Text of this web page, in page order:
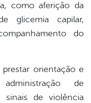
como aferição da
glicemia capilar,
do
orientação e
de
sinais de violência